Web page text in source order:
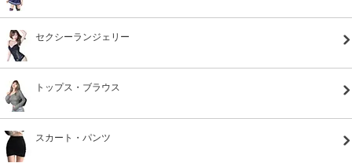
セクシーランジェリー
トップス・ブラウス
スカート・パンツ